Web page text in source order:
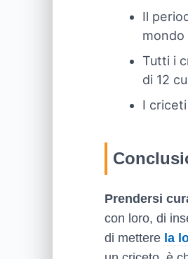
Il
mondo
Tutti i
di 12
I
Prendersi
con loro, di
di mettere la